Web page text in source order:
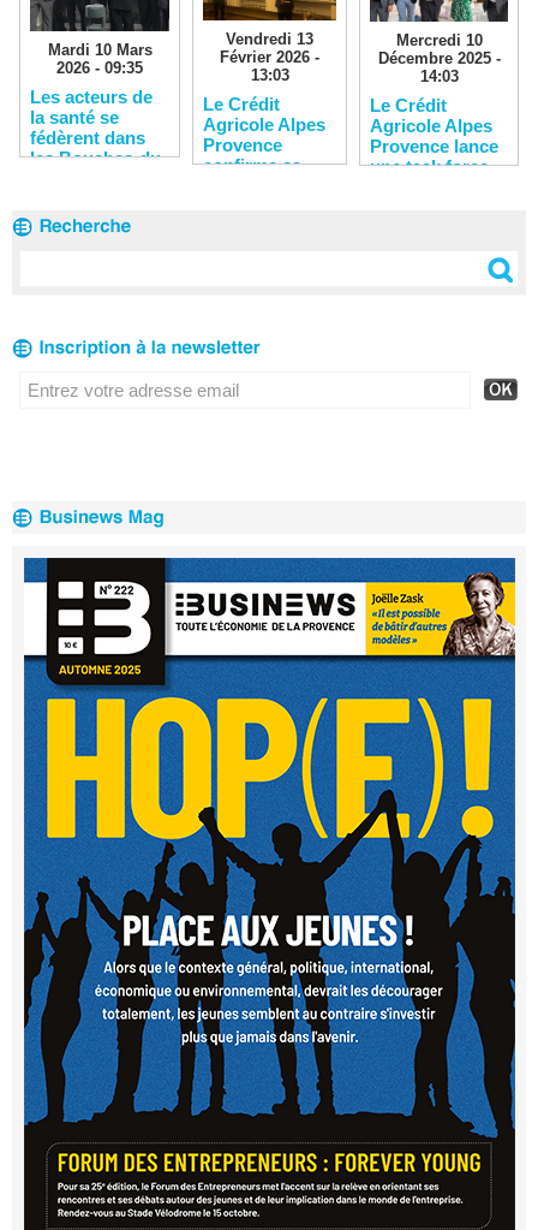
Mardi 10 Mars
2026 - 09:35
Les acteurs de
la santé se
fédèrent dans
les Bouches-du-
Vendredi 13
Février 2026 -
13:03
Le Crédit
Agricole Alpes
Provence
confirme sa
Mercredi 10
Décembre 2025 -
14:03
Le Crédit
Agricole Alpes
Provence lance
une task force